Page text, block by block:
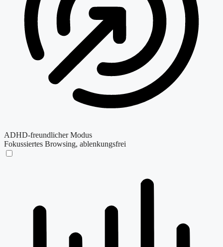
ADHD-freundlicher Modus
Fokussiertes Browsing, ablenkungsfrei